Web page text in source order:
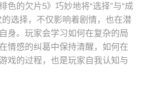
色的欠片5》巧妙地将“选择”与“成
选择，不仅影响着剧情，也在潜
身。玩家会学习如何在复杂的局
情感的纠葛中保持清醒，如何在
戏的过程，也是玩家自我认知与